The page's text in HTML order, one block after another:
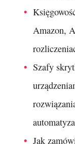
Amazon,
Szafy
Jak